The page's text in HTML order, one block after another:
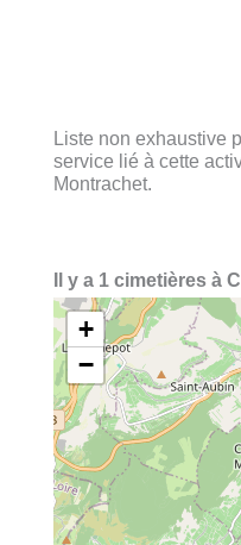
Liste non exhaustive
service lié à cette
Montrachet.
Il y a 1 cimetières à
+
−